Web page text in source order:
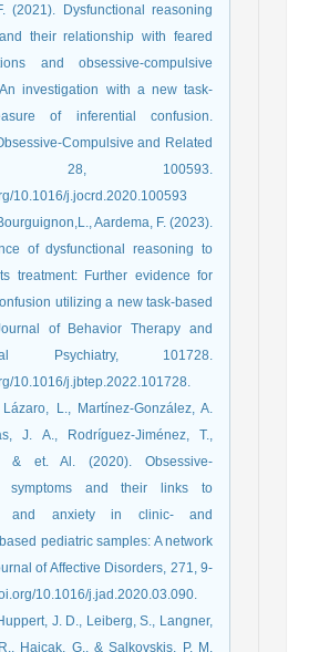
(2021). Dysfunctional reasoning
their relationship with feared
and obsessive-compulsive
investigation with a new task-
of inferential confusion.
Compulsive and Related
28, 100593.
10.1016/j.jocrd.2020.100593
Aardema, F. (2023).
of dysfunctional reasoning to
treatment: Further evidence for
utilizing a new task-based
of Behavior Therapy and
Psychiatry, 101728.
10.1016/j.jbtep.2022.101728.
L., Martínez-González, A.
J. A., Rodríguez-Jiménez, T.,
& et. Al. (2020). Obsessive-
symptoms and their links to
and anxiety in clinic- and
pediatric samples: A network
of Affective Disorders, 271, 9-
10.1016/j.jad.2020.03.090.
J. D., Leiberg, S., Langner,
Hajcak, G., & Salkovskis, P. M.